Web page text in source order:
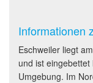
Informationen
Eschweiler liegt
und ist
Umgebung. Im